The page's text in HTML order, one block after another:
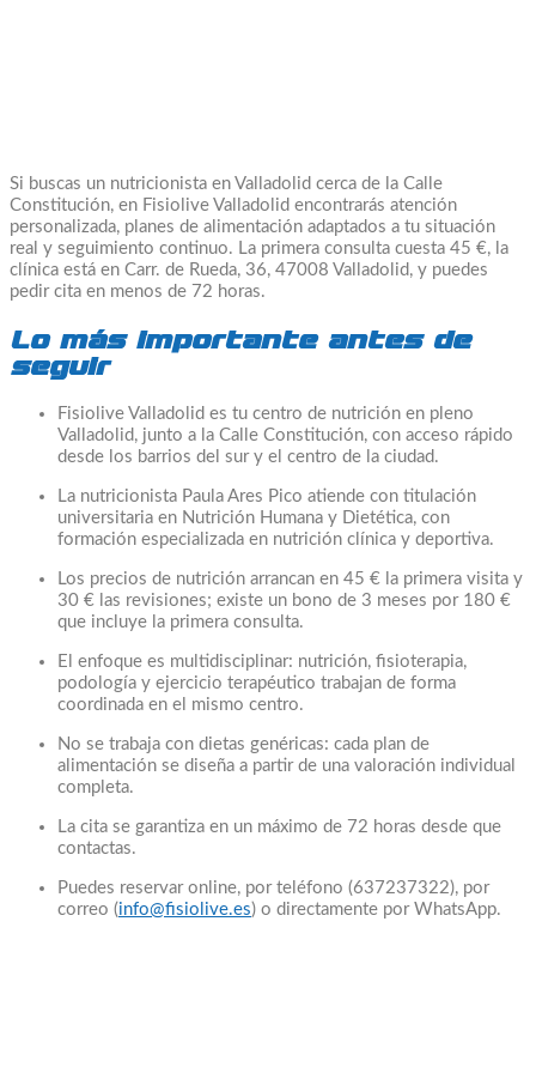
Si buscas un nutricionista en Valladolid cerca de la Calle
Constitución, en Fisiolive Valladolid encontrarás atención
personalizada, planes de alimentación adaptados a tu situación
real y seguimiento continuo. La primera consulta cuesta 45 €, la
clínica está en Carr. de Rueda, 36, 47008 Valladolid, y puedes
pedir cita en menos de 72 horas.
Lo más importante antes de
seguir
Fisiolive Valladolid es tu centro de nutrición en pleno
Valladolid, junto a la Calle Constitución, con acceso rápido
desde los barrios del sur y el centro de la ciudad.
La nutricionista Paula Ares Pico atiende con titulación
universitaria en Nutrición Humana y Dietética, con
formación especializada en nutrición clínica y deportiva.
Los precios de nutrición arrancan en 45 € la primera visita y
30 € las revisiones; existe un bono de 3 meses por 180 €
que incluye la primera consulta.
El enfoque es multidisciplinar: nutrición, fisioterapia,
podología y ejercicio terapéutico trabajan de forma
coordinada en el mismo centro.
No se trabaja con dietas genéricas: cada plan de
alimentación se diseña a partir de una valoración individual
completa.
La cita se garantiza en un máximo de 72 horas desde que
contactas.
Puedes reservar online, por teléfono (637237322), por
correo (info@fisiolive.es) o directamente por WhatsApp.